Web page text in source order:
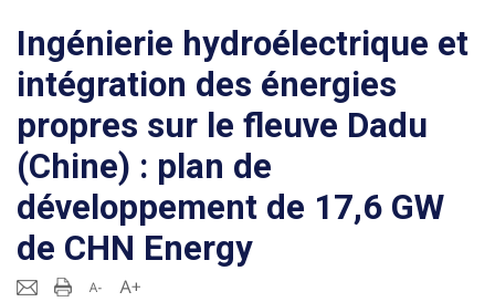
Ingénierie hydroélectrique et
intégration des énergies
propres sur le fleuve Dadu
(Chine) : plan de
développement de 17,6 GW
de CHN Energy